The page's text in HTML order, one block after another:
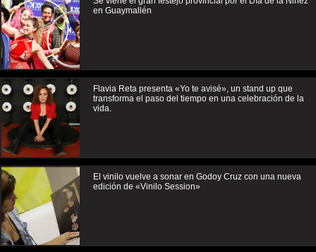
en Guaymallén
Flavia Reta presenta «Yo te avisé», un stand up que
transforma el paso del tiempo en una celebración de la
vida.
El vinilo vuelve a sonar en Godoy Cruz con una nueva
edición de «Vinilo Session»